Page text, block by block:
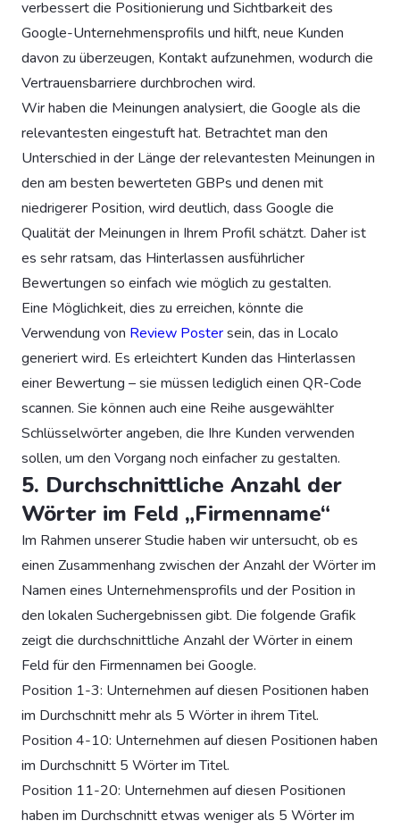
verbessert die Positionierung und Sichtbarkeit des
Google-Unternehmensprofils und hilft, neue Kunden
davon zu überzeugen, Kontakt aufzunehmen, wodurch die
Vertrauensbarriere durchbrochen wird.
Wir haben die Meinungen analysiert, die Google als die
relevantesten eingestuft hat. Betrachtet man den
Unterschied in der Länge der relevantesten Meinungen in
den am besten bewerteten GBPs und denen mit
niedrigerer Position, wird deutlich, dass Google die
Qualität der Meinungen in Ihrem Profil schätzt. Daher ist
es sehr ratsam, das Hinterlassen ausführlicher
Bewertungen so einfach wie möglich zu gestalten.
Eine Möglichkeit, dies zu erreichen, könnte die
Verwendung von Review Postersein, das in Localo
generiert wird. Es erleichtert Kunden das Hinterlassen
einer Bewertung – sie müssen lediglich einen QR-Code
scannen. Sie können auch eine Reihe ausgewählter
Schlüsselwörter angeben, die Ihre Kunden verwenden
sollen, um den Vorgang noch einfacher zu gestalten.
5. Durchschnittliche Anzahl der
Wörter im Feld „Firmenname“
Im Rahmen unserer Studie haben wir untersucht, ob es
einen Zusammenhang zwischen der Anzahl der Wörter im
Namen eines Unternehmensprofils und der Position in
den lokalen Suchergebnissen gibt. Die folgende Grafik
zeigt die durchschnittliche Anzahl der Wörter in einem
Feld für den Firmennamen bei Google.
Position 1-3: Unternehmen auf diesen Positionen haben
im Durchschnitt mehr als 5 Wörter in ihrem Titel.
Position 4-10: Unternehmen auf diesen Positionen haben
im Durchschnitt 5 Wörter im Titel.
Position 11-20: Unternehmen auf diesen Positionen
haben im Durchschnitt etwas weniger als 5 Wörter im